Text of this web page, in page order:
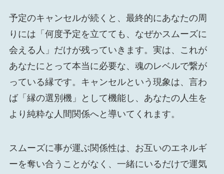
予定のキャンセルが続くと、最終的にあなたの周
りには「何度予定を立てても、なぜかスムーズに
会える人」だけが残っていきます。実は、これが
あなたにとって本当に必要な、魂のレベルで繋が
っている縁です。キャンセルという現象は、言わ
ば「縁の選別機」として機能し、あなたの人生を
より純粋な人間関係へと導いてくれます。
スムーズに事が運ぶ関係性は、お互いのエネルギ
ーを奪い合うことがなく、一緒にいるだけで運気